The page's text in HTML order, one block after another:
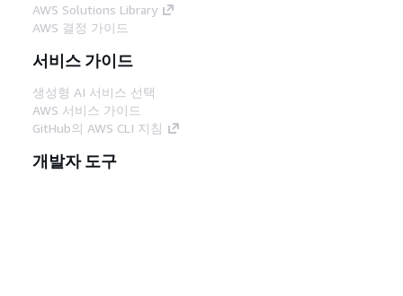
AWS Solutions Library
AWS 결정 가이드
서비스 가이드
생성형 AI 서비스 선택
AWS 서비스 가이드
GitHub의 AWS CLI 지침
개발자 도구